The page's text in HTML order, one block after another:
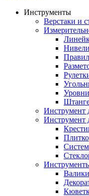
Инструменты
Верстаки и
Уровни
Инструмент
Инструмент